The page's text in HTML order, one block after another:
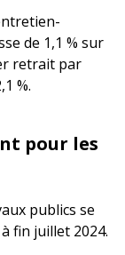
de 1,1 % sur
retrait par
%.
pour les
publics se
fin juillet 2024.